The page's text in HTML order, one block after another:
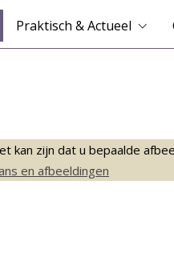
Praktisch & Actueel
kan zijn dat u bepaalde
en afbeeldingen